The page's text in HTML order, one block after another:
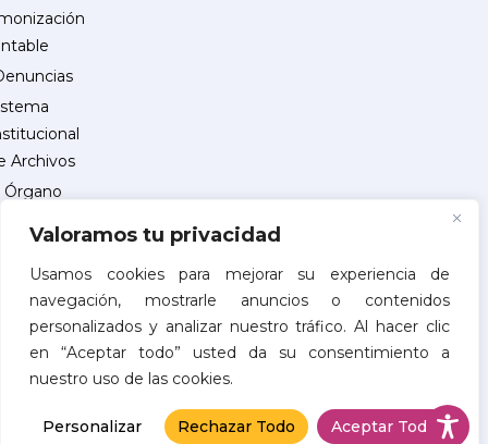
Valoramos tu privacidad
Usamos cookies para mejorar su experiencia de
navegación, mostrarle anuncios o contenidos
personalizados y analizar nuestro tráfico. Al hacer clic
en “Aceptar todo” usted da su consentimiento a
nuestro uso de las cookies.
Personalizar Rechazar Todo Aceptar Todo
Archivos
Órgano
Control
INSCRIPCIÓN
PROVEEDORES